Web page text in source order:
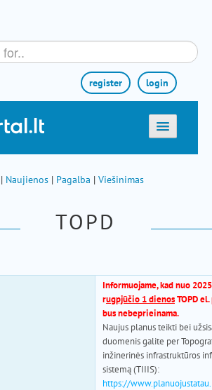
login
register
titulinis
žemėlapiai
paieška
aktualijos
metodinė informacija
pagalba
| Naujienos | Pagalba | Viešinimas
TOPD
Informuojame, kad nuo
rugpjūčio 1 dienosTOPD
bus nebeprieinama.
Naujus planus teikti bei
duomenis galite per
inžinerinės infrastruktūros
sistemą (TIIIS):
https://